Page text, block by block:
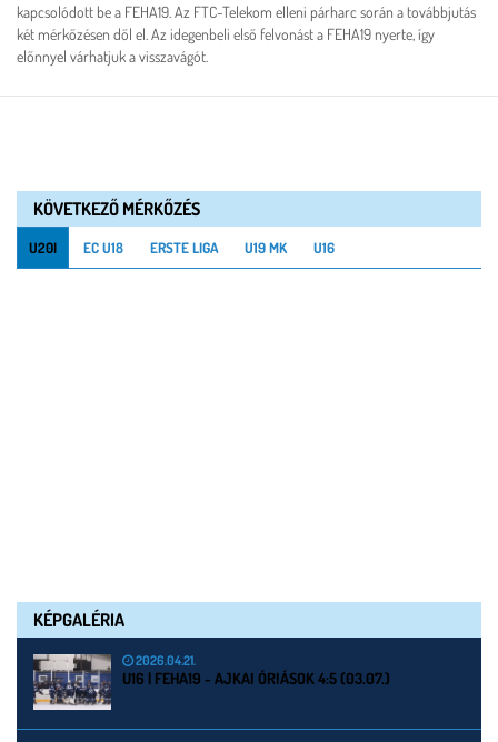
kapcsolódott be a FEHA19. Az FTC-Telekom elleni párharc során a továbbjutás
két mérkőzésen dől el. Az idegenbeli első felvonást a FEHA19 nyerte, így
előnnyel várhatjuk a visszavágót.
KÖVETKEZŐ MÉRKŐZÉS
U20I EC U18 ERSTE LIGA U19 MK U16
KÉPGALÉRIA
2026.04.21.
U16 | FEHA19 - AJKAI ÓRIÁSOK 4:5 (03.07.)